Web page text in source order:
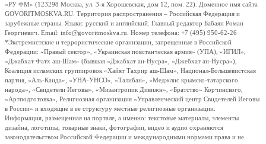
«РУ ФМ» (123298 Москва, ул. 3-я Хорошевская, дом 12, пом. 22). Доменное имя сайта
GOVORITMOSKVA.RU. Территория распространения – Российская Федерация и
зарубежные страны. Языки: русский и английский. Главный редактор Бабаян Роман
Георгиевич. Email: info@govoritmoskva.ru. Номер телефона: +7 (495) 950-62-26
*Экстремистские и террористические организации, запрещенные в Российской
Федерации: «Правый сектор», «Украинская повстанческая армия» (УПА), «ИГИЛ»,
«Джабхат Фатх аш-Шам» (бывшая «Джабхат ан-Нусра», «Джебхат ан-Нусра»),
Коалиция исламских группировок «Хайят Тахрир аш-Шам», Национал-Большевистская
партия, «Аль-Каида», «УНА-УНСО», «Талибан», «Меджлис крымско-татарского
народа», «Свидетели Иеговы», «Мизантропик Дивижн», «Братство» Корчинского,
«Артподготовка», Религиозная организация «Управленческий центр Свидетелей Иеговы
в России» и входящие в ее структуру местные религиозные организации.
Информация, размещенная на портале, а именно: текстовые материалы, элементы
дизайна, логотипы, товарные знаки, фотографии, видео и аудио охраняются
законодательством Российской Федерации и международными нормами права и не